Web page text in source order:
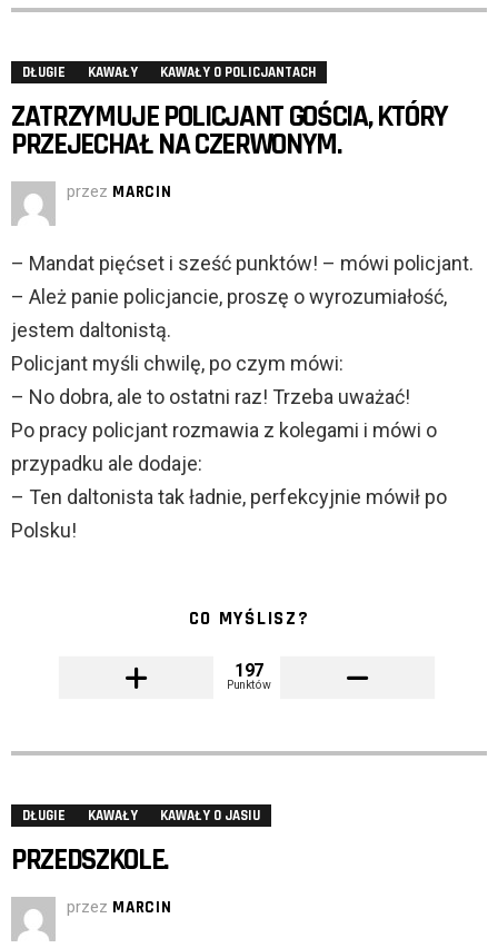
DŁUGIE KAWAŁY KAWAŁY O POLICJANTACH
ZATRZYMUJE POLICJANT GOŚCIA, KTÓRY
PRZEJECHAŁ NA CZERWONYM.
przez MARCIN
– Mandat pięćset i sześć punktów! – mówi policjant.
– Ależ panie policjancie, proszę o wyrozumiałość,
jestem daltonistą.
Policjant myśli chwilę, po czym mówi:
– No dobra, ale to ostatni raz! Trzeba uważać!
Po pracy policjant rozmawia z kolegami i mówi o
przypadku ale dodaje:
– Ten daltonista tak ładnie, perfekcyjnie mówił po
Polsku!
CO MYŚLISZ?
197
Punktów
DŁUGIE KAWAŁY KAWAŁY O JASIU
PRZEDSZKOLE.
przez MARCIN